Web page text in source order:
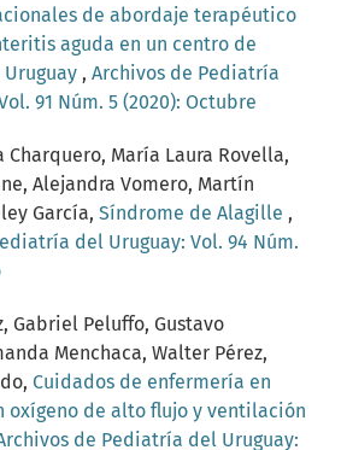
de abordaje terapéutico
aguda en un centro de
, Archivos de Pediatría
91 Núm. 5 (2020): Octubre
Charquero, María Laura Rovella,
Alejandra Vomero, Martín
García, Síndrome de Alagille ,
del Uruguay: Vol. 94 Núm.
Gabriel Peluffo, Gustavo
Menchaca, Walter Pérez,
Cuidados de enfermería en
oxígeno de alto flujo y ventilación
de Pediatría del Uruguay: